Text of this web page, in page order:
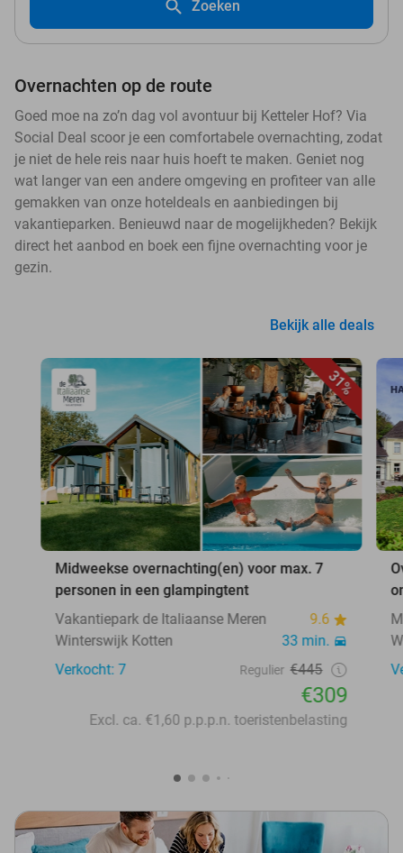
Zoeken
Overnachten op de route
Goed moe na zo’n dag vol avontuur bij Ketteler Hof? Via
Social Deal scoor je een comfortabele overnachting, zodat
je niet de hele reis naar huis hoeft te maken. Geniet nog
wat langer van een andere omgeving en profiteer van alle
gemakken van onze hoteldeals en aanbiedingen bij
vakantieparken. Benieuwd naar de mogelijkheden? Bekijk
direct het aanbod en boek een fijne overnachting voor je
gezin.
Bekijk alle deals
31%
Midweekse overnachting(en) voor max. 7
personen in een glampingtent
Vakantiepark de Italiaanse Meren
9.6
Winterswijk Kotten
33 min.
Verkocht: 7
Regulier €445
€309
Excl. ca. €1,60 p.p.p.n. toeristenbelasting